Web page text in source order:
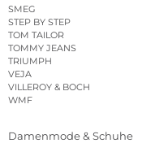
SMEG
STEP BY STEP
TOM TAILOR
TOMMY JEANS
TRIUMPH
VEJA
VILLEROY & BOCH
WMF
Damenmode & Schuhe